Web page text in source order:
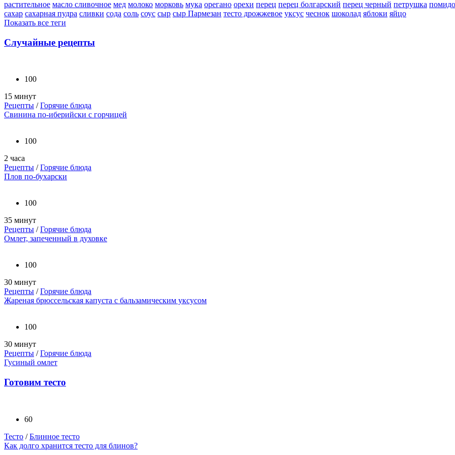
растительное масло сливочное мед молоко морковь мука орегано орехи перец перец болгарский перец черный петрушка
сахар сахарная пудра сливки сода соль соус сыр сыр Пармезан тесто дрожжевое уксус чеснок шоколад яблоки яйцо
Показать все теги
Случайные рецепты
100
15 минут
Рецепты /Горячие блюда
Свинина по-иберийски с горчицей
100
2 часа
Рецепты /Горячие блюда
Плов по-бухарски
100
35 минут
Рецепты /Горячие блюда
Омлет, запеченный в духовке
100
30 минут
Рецепты /Горячие блюда
Жареная брюссельская капуста с бальзамическим уксусом
100
30 минут
Рецепты /Горячие блюда
Гусиный омлет
Готовим тесто
60
Тесто /Блинное тесто
Как долго хранится тесто для блинов?